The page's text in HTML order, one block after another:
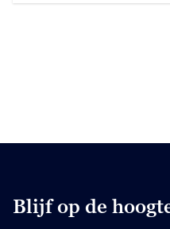
Blijf op de